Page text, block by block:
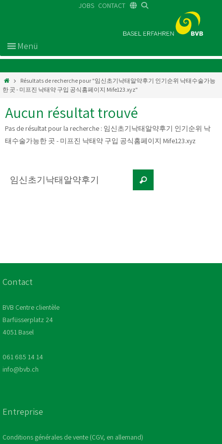
JOBS CONTACT
Résultats de recherche pour "임­신초기낙­태알­약후기 인기순위 낙태수술가능
한 곳 - 미프진 낙태약 구입 공식홈페이지 Mife123.xyz"
Aucun résultat trouvé
Pas de résultat pour la recherche : 임­신초기낙­태알­약후기 인기순위 낙
태수술가능한 곳 - 미프진 낙태약 구입 공식홈페이지 Mife123.xyz
Contact
BVB Centre clientèle
Barfüsserplatz 24
4051 Basel
061 685 14 14
info@bvb.ch
Entreprise
Conditions générales de vente (CGV, en allemand)